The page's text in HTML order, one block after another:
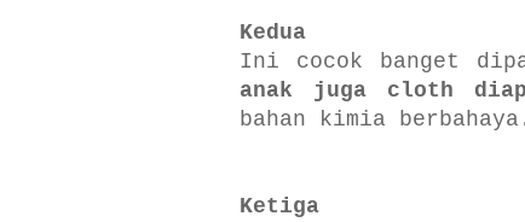
Kedua
Ini cocok banget
anak juga cloth
bahan kimia
Ketiga